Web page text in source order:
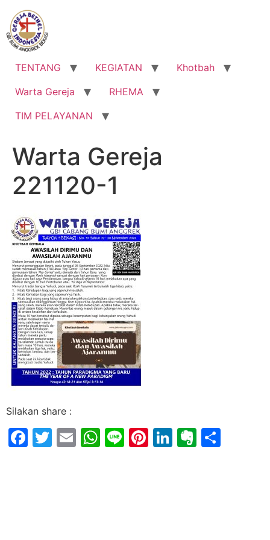
Lewati
konten
TENTANG KEGIATAN
Khotbah
Warta Gereja
RHEMA
TIM PELAYANAN
Warta Gereja
221120-1
Silakan share :
Facebook
Twitter
EmailWhatsApp
LinePinterest
LinkedIn